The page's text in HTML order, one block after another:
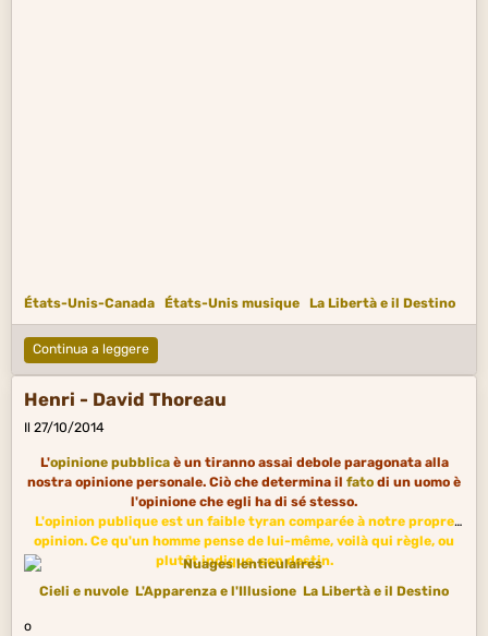
États-Unis-Canada États-Unis musique La Libertà e il Destino
Continua a leggere
Henri - David Thoreau
Il 27/10/2014
L'opinione pubblicaè un tiranno assai debole paragonata alla
nostra opinione personale. Ciò che determina il fato di un uomo è
l'opinione che egli ha di sé stesso.
L'opinion publique est un faible tyran comparée à notre propre
opinion. Ce qu'un homme pense de lui-même, voilà qui règle, ou
plutôt indique, son destin.
Cieli e nuvole L'Apparenza e l'Illusione La Libertà e il Destino
o